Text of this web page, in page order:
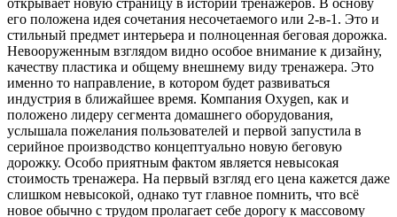
открывает новую страницу в истории тренажеров. В основу
его положена идея сочетания несочетаемого или 2-в-1. Это и
стильный предмет интерьера и полноценная беговая дорожка.
Невооруженным взглядом видно особое внимание к дизайну,
качеству пластика и общему внешнему виду тренажера. Это
именно то направление, в котором будет развиваться
индустрия в ближайшее время. Компания Oxygen, как и
положено лидеру сегмента домашнего оборудования,
услышала пожелания пользователей и первой запустила в
серийное производство концептуально новую беговую
дорожку. Особо приятным фактом является невысокая
стоимость тренажера. На первый взгляд его цена кажется даже
слишком невысокой, однако тут главное помнить, что всё
новое обычно с трудом пролагает себе дорогу к массовому